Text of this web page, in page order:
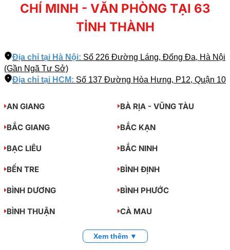
CHÍ MINH - VĂN PHÒNG TẠI 63
TỈNH THÀNH
Địa chỉ tại Hà Nội: Số 226 Đường Láng, Đống Đa, Hà Nội
(Gần Ngã Tư Sở)
Địa chỉ tại HCM: Số 137 Đường Hòa Hưng, P12, Quận 10
AN GIANG BÀ RỊA - VŨNG TÀU
BẮC GIANG BẮC KẠN
BẠC LIÊU BẮC NINH
BẾN TRE BÌNH ĐỊNH
BÌNH DƯƠNG BÌNH PHƯỚC
BÌNH THUẬN CÀ MAU
Xem thêm ▼